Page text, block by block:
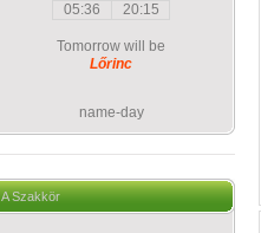
05:36 20:15
Tomorrow will be
Lőrinc
name-day
A Szakkör